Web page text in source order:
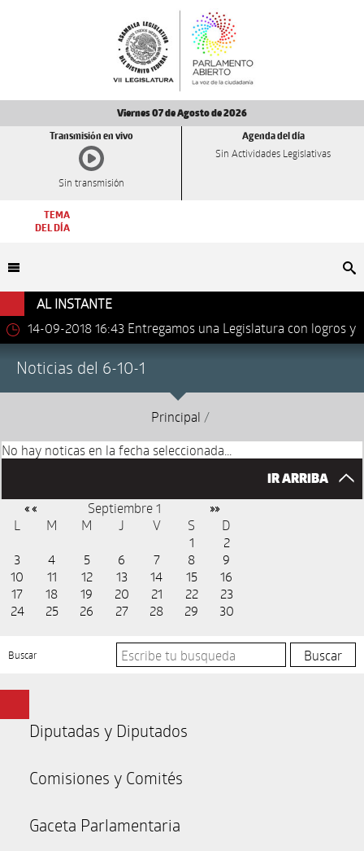
Viernes 07 de Agosto de 2026
Transmisión en vivo
Sin transmisión
Agenda del día
Sin Actividades Legislativas
TEMA
DEL DÍA
AL INSTANTE
14-09-2018 16:43 Entregamos una Legislatura con logros y
Noticias del 6-10-1
Principal /
No hay noticas en la fecha seleccionada...
IR ARRIBA
« « Septiembre 1 »»
L M M J V S
D
1
2
3
4 5 6 7 8
9
10
11 12 13 14 15
16
17
18 19 20 21 22
23
24
25 26 27 28 29 30
Buscar
Diputadas y Diputados
Comisiones y Comités
Gaceta Parlamentaria